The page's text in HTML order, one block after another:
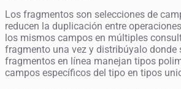
Los fragmentos son selecciones de
reducen la duplicación entre
los mismos campos en múltiples
fragmento una vez y distribúyalo donde
fragmentos en línea manejan tipos
campos específicos del tipo en tipos